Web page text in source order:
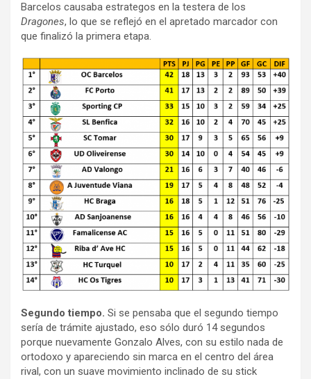
Barcelos causaba estrategos en la testera de los
Dragones, lo que se reflejó en el apretado marcador con
que finalizó la primera etapa.
Segundo tiempo. Si se pensaba que el segundo tiempo
sería de trámite ajustado, eso sólo duró 14 segundos
porque nuevamente Gonzalo Alves, con su estilo nada de
ortodoxo y apareciendo sin marca en el centro del área
rival, con un suave movimiento inclinado de su stick